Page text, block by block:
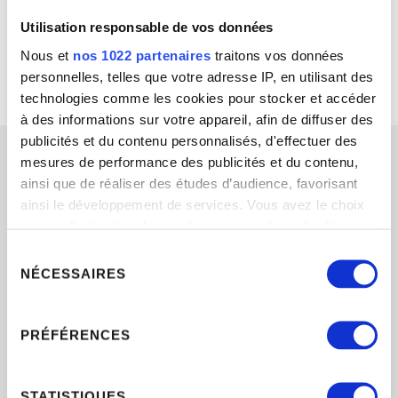
Utilisation responsable de vos données
Nous et nos 1022 partenaires traitons vos données
personnelles, telles que votre adresse IP, en utilisant des
technologies comme les cookies pour stocker et accéder
à des informations sur votre appareil, afin de diffuser des
publicités et du contenu personnalisés, d'effectuer des
mesures de performance des publicités et du contenu,
ainsi que de réaliser des études d’audience, favorisant
ainsi le développement de services. Vous avez le choix
tout moment en consultant la Déclaration relative aux
cookies ou en cliquant sur l'icône de confidentialité.
Si vous le permettez, nous aimerions également :
géographique qui peuvent être précises à plusieurs
NÉCESSAIRES
PRÉFÉRENCES